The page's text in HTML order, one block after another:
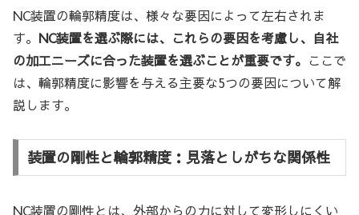
NC装置の輪郭精度は、様々な要因によって左右されま
す。 NC装置を選ぶ際には、これらの要因を考慮し、自社
の加工ニーズに合った装置を選ぶことが重要です。 ここで
は、輪郭精度に影響を与える主要な5つの要因について解
説します。
装置の剛性と輪郭精度：見落としがちな関係性
NC装置の剛性とは、外部からの力に対して変形しにくい